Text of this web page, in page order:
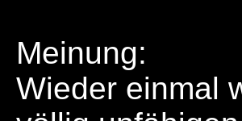
Meinung:
Wieder einmal